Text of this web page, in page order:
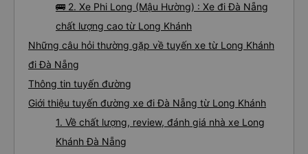
🚌 2. Xe Phi Long (Mậu Hường) : Xe đi Đà Nẵng
chất lượng cao từ Long Khánh
Những câu hỏi thường gặp về tuyến xe từ Long Khánh
đi Đà Nẵng
Thông tin tuyến đường
Giới thiệu tuyến đường xe đi Đà Nẵng từ Long Khánh
1. Về chất lượng, review, đánh giá nhà xe Long
Khánh Đà Nẵng